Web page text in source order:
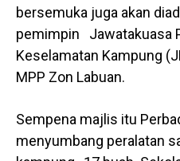
bersemuka juga akan
pemimpin Jawatakuasa
Keselamatan Kampung
MPP Zon Labuan.
Sempena majlis itu
menyumbang peralatan